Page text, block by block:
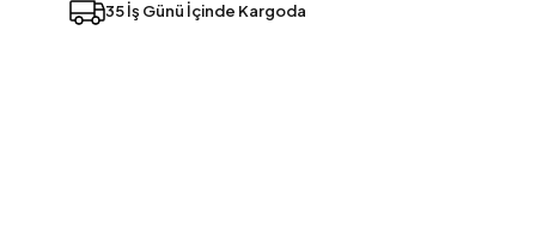
35 İş Günü İçinde Kargoda